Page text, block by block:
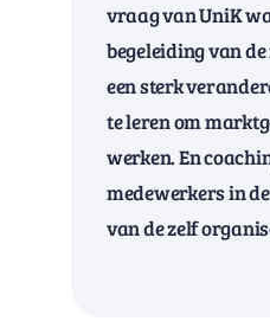
vraag van UniK
begeleiding van
een sterk
te leren om
werken. En
medewerkers in
van de zelf